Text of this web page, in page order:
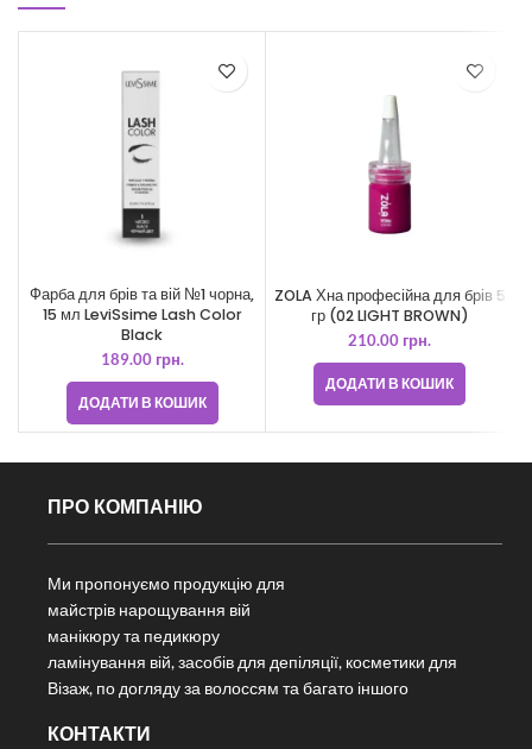
Фарба для брів та вій №1 чорна,
15 мл LeviSsime Lash Color
Black
189.00 грн.
ДОДАТИ В КОШИК
ZOLA Хна професійна для брів 5
гр (02 LIGHT BROWN)
210.00 грн.
ДОДАТИ В КОШИК
ПРО КОМПАНІЮ
Ми пропонуємо продукцію для
майстрів нарощування вій
манікюру та педикюру
ламінування вій, засобів для депіляції, косметики для
Візаж, по догляду за волоссям та багато іншого
КОНТАКТИ